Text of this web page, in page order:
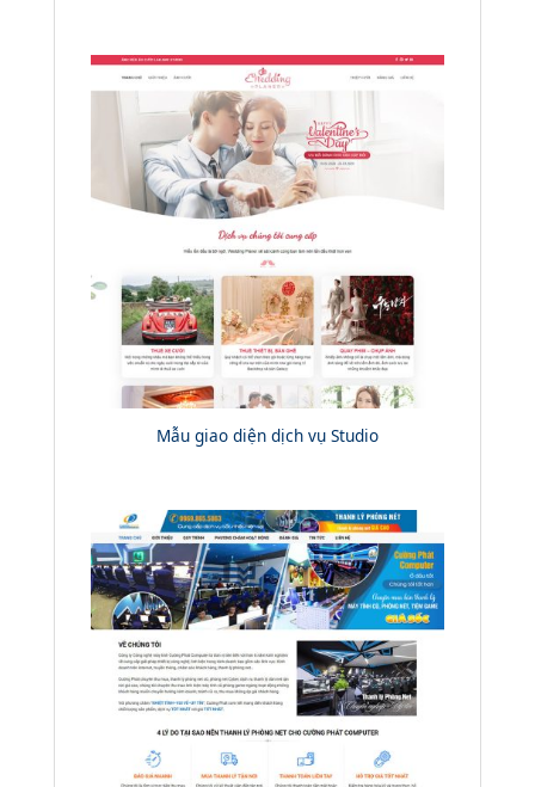
Mẫu giao diện dịch vụ Studio